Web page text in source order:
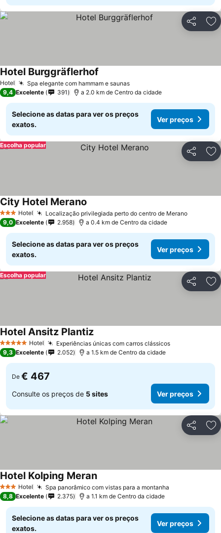
Partilhar
Hotel Spa elegante com hammam e saunas
Hotel Burggräflerhof
9,4 Excelente 391 a 2.0 km de Centro da cidade
Selecione as datas para ver os preços
exatos.
Ver preços
Partilhar
Escolha popular
3 EstrelasHotel Localização privilegiada perto do centro de Merano
City Hotel Merano
9,0 Excelente 2.958 a 0.4 km de Centro da cidade
Selecione as datas para ver os preços
exatos.
Ver preços
Partilhar
Escolha popular
5 Estrelas Hotel Experiências únicas com carros clássicos
Hotel Ansitz Plantiz
9,3 Excelente 2.052 a 1.5 km de Centro da cidade
De € 467
Consulte os preços de 5 sites Ver preços
Partilhar
3 EstrelasHotel Spa panorâmico com vistas para a montanha
Hotel Kolping Meran
8,8 Excelente 2.375 a 1.1 km de Centro da cidade
Selecione as datas para ver os preços
exatos.
Ver preços